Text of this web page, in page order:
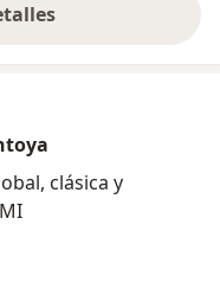
la experiencia
clásica y